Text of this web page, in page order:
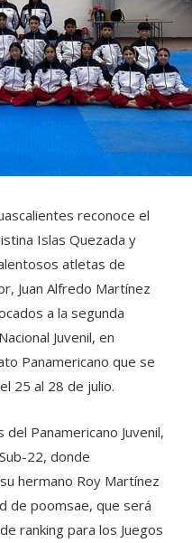
reconoce el
Islas Quezada y
atletas de
Juan Alfredo Martínez
a la segunda
Juvenil, en
Panamericano que se
25 al 28 de julio.
Panamericano Juvenil,
22, donde
hermano Roy Martínez
de poomsae, que será
ranking para los Juegos